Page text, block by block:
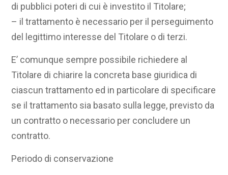
di pubblici poteri di cui è investito il Titolare;
– il trattamento è necessario per il perseguimento
del legittimo interesse del Titolare o di terzi.
E’ comunque sempre possibile richiedere al
Titolare di chiarire la concreta base giuridica di
ciascun trattamento ed in particolare di specificare
se il trattamento sia basato sulla legge, previsto da
un contratto o necessario per concludere un
contratto.
Periodo di conservazione